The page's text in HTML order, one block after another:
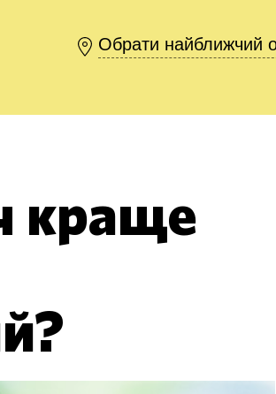
Обрати найближчий
Обрати найближчий
краще